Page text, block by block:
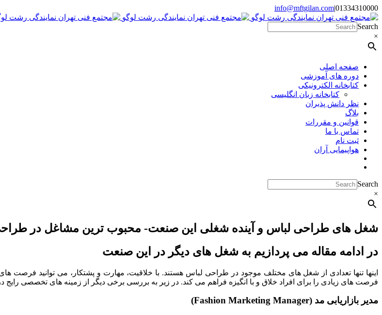
Skip
to
content
01334310000
|
info@mftgilan.com
Instagram
LinkedIn
Search
×
صفحه اصلی
دوره های آموزشی
کتابخانه الکترونیکی
کتابخانه زبان انگلیسی
نظر دانش پذیران
بلاگ
قوانین و مقررات
تماس با ما
ثبت نام
هواپیمایی آران
Search
×
شغل های طراحی لباس و آینده شغلی این صنعت- محبوب ترین مشاغل در
در ادامه مقاله می پردازیم به شغل های دیگر در این صنعت
اینها تنها تعدادی از شغل های مختلف موجود در طراحی لباس هستند. با خلاقیت، مهارت و پشتکار، می توانید
فرصت های زیادی را برای افراد خلاق و با انگیزه فراهم می کند. در زیر به بررسی برخی دیگر از زمینه های تخصصی
مدیر بازاریابی مد (Fashion Marketing Manager)